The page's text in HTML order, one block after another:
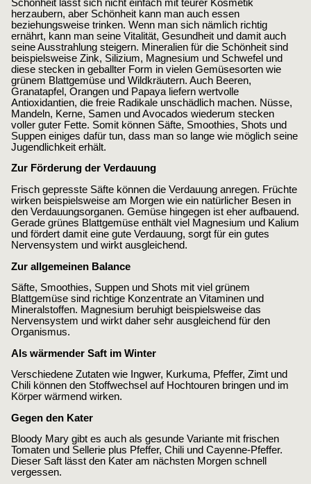
Schönheit lässt sich nicht einfach mit teurer Kosmetik
herzaubern, aber Schönheit kann man auch essen
beziehungsweise trinken. Wenn man sich nämlich richtig
ernährt, kann man seine Vitalität, Gesundheit und damit auch
seine Ausstrahlung steigern. Mineralien für die Schönheit sind
beispielsweise Zink, Silizium, Magnesium und Schwefel und
diese stecken in geballter Form in vielen Gemüsesorten wie
grünem Blattgemüse und Wildkräutern. Auch Beeren,
Granatapfel, Orangen und Papaya liefern wertvolle
Antioxidantien, die freie Radikale unschädlich machen. Nüsse,
Mandeln, Kerne, Samen und Avocados wiederum stecken
voller guter Fette. Somit können Säfte, Smoothies, Shots und
Suppen einiges dafür tun, dass man so lange wie möglich seine
Jugendlichkeit erhält.
Zur Förderung der Verdauung
Frisch gepresste Säfte können die Verdauung anregen. Früchte
wirken beispielsweise am Morgen wie ein natürlicher Besen in
den Verdauungsorganen. Gemüse hingegen ist eher aufbauend.
Gerade grünes Blattgemüse enthält viel Magnesium und Kalium
und fördert damit eine gute Verdauung, sorgt für ein gutes
Nervensystem und wirkt ausgleichend.
Zur allgemeinen Balance
Säfte, Smoothies, Suppen und Shots mit viel grünem
Blattgemüse sind richtige Konzentrate an Vitaminen und
Mineralstoffen. Magnesium beruhigt beispielsweise das
Nervensystem und wirkt daher sehr ausgleichend für den
Organismus.
Als wärmender Saft im Winter
Verschiedene Zutaten wie Ingwer, Kurkuma, Pfeffer, Zimt und
Chili können den Stoffwechsel auf Hochtouren bringen und im
Körper wärmend wirken.
Gegen den Kater
Bloody Mary gibt es auch als gesunde Variante mit frischen
Tomaten und Sellerie plus Pfeffer, Chili und Cayenne-Pfeffer.
Dieser Saft lässt den Kater am nächsten Morgen schnell
vergessen.